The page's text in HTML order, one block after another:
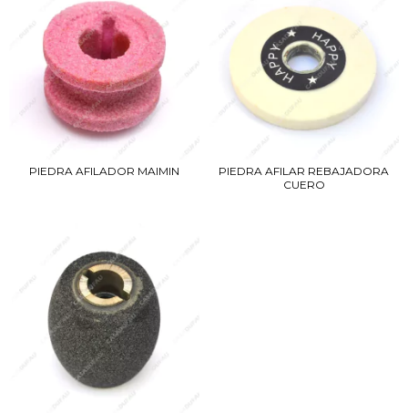
PIEDRA AFILADOR MAIMIN
PIEDRA AFILAR REBAJADORA
CUERO